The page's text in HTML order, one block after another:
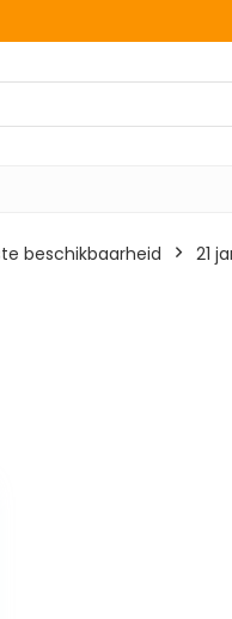
beschikbaarheid 21